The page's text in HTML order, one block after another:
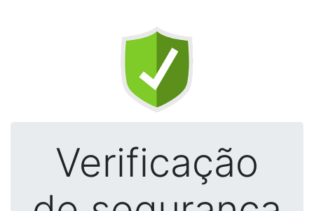
Verificação